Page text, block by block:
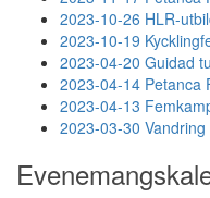
2023-10-26 HLR-
2023-10-19
2023-04-20 Guidad
2023-04-14 Petanca
2023-04-13
2023-03-30 Vandring